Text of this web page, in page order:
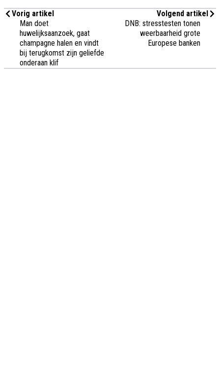
Vorig artikel
Man doet
huwelijksaanzoek, gaat
champagne halen en vindt
bij terugkomst zijn geliefde
onderaan klif
Volgend artikel
DNB: stresstesten tonen
weerbaarheid grote
Europese banken